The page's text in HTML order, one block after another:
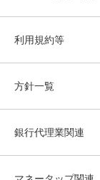
利用規約等
方針一覧
銀行代理業関連